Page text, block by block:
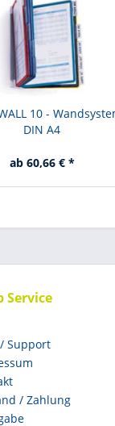
10 -
DIN A4
ab 60,66 € *
Service
Support
/ Zahlung